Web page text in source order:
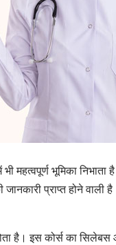
महत्वपूर्ण भूमिका
प्राप्त होने वाली
है। इस कोर्स का